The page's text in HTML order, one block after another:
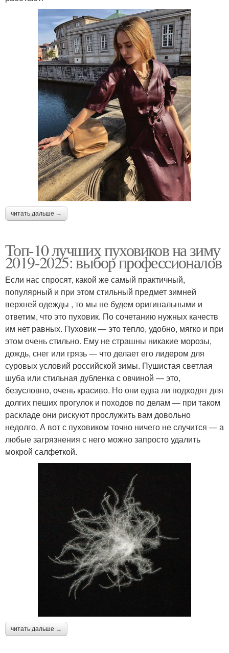
читать дальше →
Топ-10 лучших пуховиков на зиму
2019-2025: выбор профессионалов
Если нас спросят, какой же самый практичный,
популярный и при этом стильный предмет зимней
верхней одежды , то мы не будем оригинальными и
ответим, что это пуховик. По сочетанию нужных качеств
им нет равных. Пуховик — это тепло, удобно, мягко и при
этом очень стильно. Ему не страшны никакие морозы,
дождь, снег или грязь — что делает его лидером для
суровых условий российской зимы. Пушистая светлая
шуба или стильная дубленка с овчиной — это,
безусловно, очень красиво. Но они едва ли подходят для
долгих пеших прогулок и походов по делам — при таком
раскладе они рискуют прослужить вам довольно
недолго. А вот с пуховиком точно ничего не случится — а
любые загрязнения с него можно запросто удалить
мокрой салфеткой.
читать дальше →